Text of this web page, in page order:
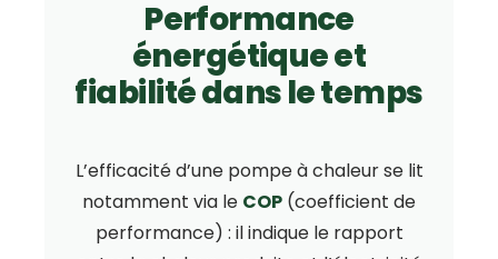
Performance
énergétique et
fiabilité dans le temps
L’efficacité d’une pompe à chaleur se lit
notamment via le COP (coefficient de
performance) : il indique le rapport